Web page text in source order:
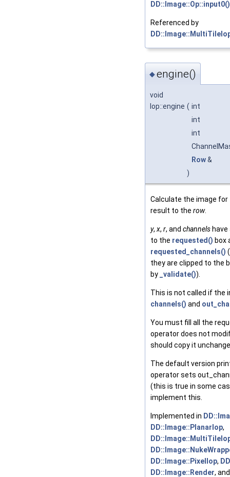
DD::Image::Op::input0()
Referenced by
◆engine()
void
Iop::engine ( int
int
int
Row&
)
Calculate the image
result to the row.
y, x, r, and channelshave
to the requested() box
requested_channels()
they are clipped to the
by
_validate()).
This is not called if the
channels() and
You must fill all the
operator does not
should copy it
The default version
operator sets
(this is true in some
implement this.
Implemented in
DD::Image::PlanarIop,
DD::Image::PixelIop,
DD::Image::Render,